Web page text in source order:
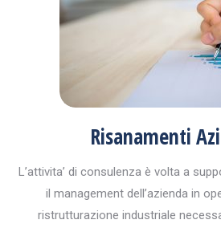
Risanamenti
L’attivita’ di consulenza è volta a
il management dell’azienda in
ristrutturazione industriale